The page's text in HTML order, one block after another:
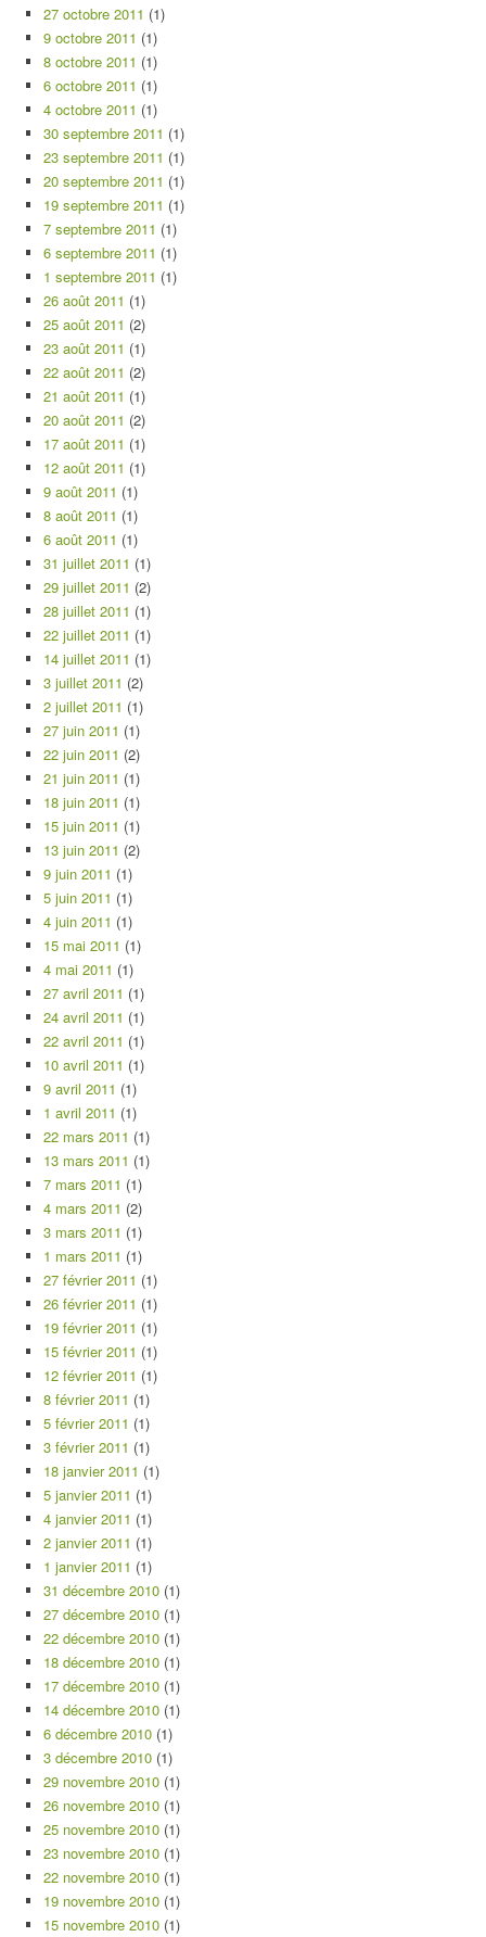
27 octobre 2011 (1)
9 octobre 2011 (1)
8 octobre 2011 (1)
6 octobre 2011 (1)
4 octobre 2011 (1)
30 septembre 2011 (1)
23 septembre 2011 (1)
20 septembre 2011 (1)
19 septembre 2011 (1)
7 septembre 2011 (1)
6 septembre 2011 (1)
1 septembre 2011 (1)
26 août 2011 (1)
25 août 2011 (2)
23 août 2011 (1)
22 août 2011 (2)
21 août 2011 (1)
20 août 2011 (2)
17 août 2011 (1)
12 août 2011 (1)
9 août 2011 (1)
8 août 2011 (1)
6 août 2011 (1)
31 juillet 2011 (1)
29 juillet 2011 (2)
28 juillet 2011 (1)
22 juillet 2011 (1)
14 juillet 2011 (1)
3 juillet 2011 (2)
2 juillet 2011 (1)
27 juin 2011 (1)
22 juin 2011 (2)
21 juin 2011 (1)
18 juin 2011 (1)
15 juin 2011 (1)
13 juin 2011 (2)
9 juin 2011 (1)
5 juin 2011 (1)
4 juin 2011 (1)
15 mai 2011 (1)
4 mai 2011 (1)
27 avril 2011 (1)
24 avril 2011 (1)
22 avril 2011 (1)
10 avril 2011 (1)
9 avril 2011 (1)
1 avril 2011 (1)
22 mars 2011 (1)
13 mars 2011 (1)
7 mars 2011 (1)
4 mars 2011 (2)
3 mars 2011 (1)
1 mars 2011 (1)
27 février 2011 (1)
26 février 2011 (1)
19 février 2011 (1)
15 février 2011 (1)
12 février 2011 (1)
8 février 2011 (1)
5 février 2011 (1)
3 février 2011 (1)
18 janvier 2011 (1)
5 janvier 2011 (1)
4 janvier 2011 (1)
2 janvier 2011 (1)
1 janvier 2011 (1)
31 décembre 2010 (1)
27 décembre 2010 (1)
22 décembre 2010 (1)
18 décembre 2010 (1)
17 décembre 2010 (1)
14 décembre 2010 (1)
6 décembre 2010 (1)
3 décembre 2010 (1)
29 novembre 2010 (1)
26 novembre 2010 (1)
25 novembre 2010 (1)
23 novembre 2010 (1)
22 novembre 2010 (1)
19 novembre 2010 (1)
15 novembre 2010 (1)